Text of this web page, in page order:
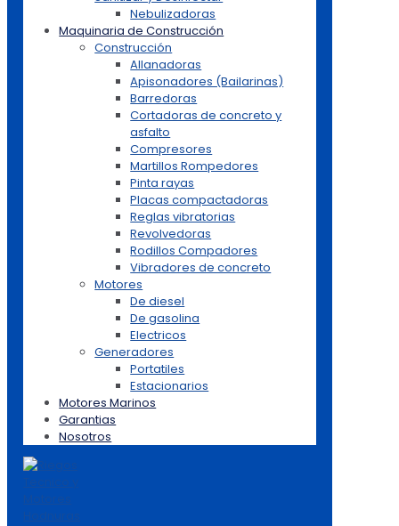
Nebulizadoras
Maquinaria de Construcción
Construcción
Allanadoras
Apisonadores (Bailarinas)
Barredoras
Cortadoras de concreto y
asfalto
Compresores
Martillos Rompedores
Pinta rayas
Placas compactadoras
Reglas vibratorias
Revolvedoras
Rodillos Compadores
Vibradores de concreto
Motores
De diesel
De gasolina
Electricos
Generadores
Portatiles
Estacionarios
Motores Marinos
Garantias
Nosotros